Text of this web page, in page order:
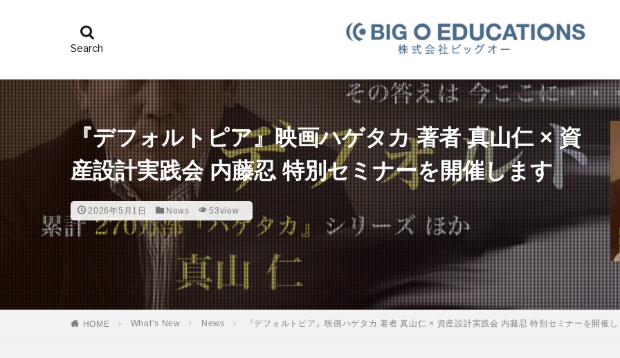
『デフォルトピア』映画ハゲタカ 著者 真山仁 × 資
産設計実践会 内藤忍 特別セミナーを開催します
2026年5月1日 News 53view
HOME What’s New News 『デフォルトピア』映画ハゲタカ 著者 真山仁 × 資産設計実践会 内藤忍 特別セミナーを開催